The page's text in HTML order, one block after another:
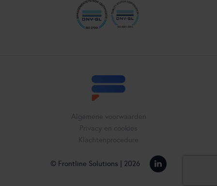
© Frontline Solutions | 2026